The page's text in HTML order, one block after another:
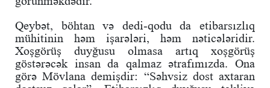
Qeybət, böhtan və dedi-qodu da etibarsızlıq
mühitinin həm işarələri, həm nəticələridir.
Xoşgörüş duyğusu olmasa artıq xoşgörüş
göstərəcək insan da qalmaz ətrafımızda. Ona
görə Mövlana demişdir: “Səhvsiz dost axtaran